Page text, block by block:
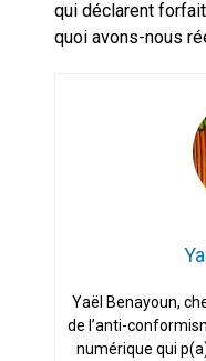
qui déclarent
quoi avons-nous
Yaël Benayoun,
de l’anti-
numérique qui